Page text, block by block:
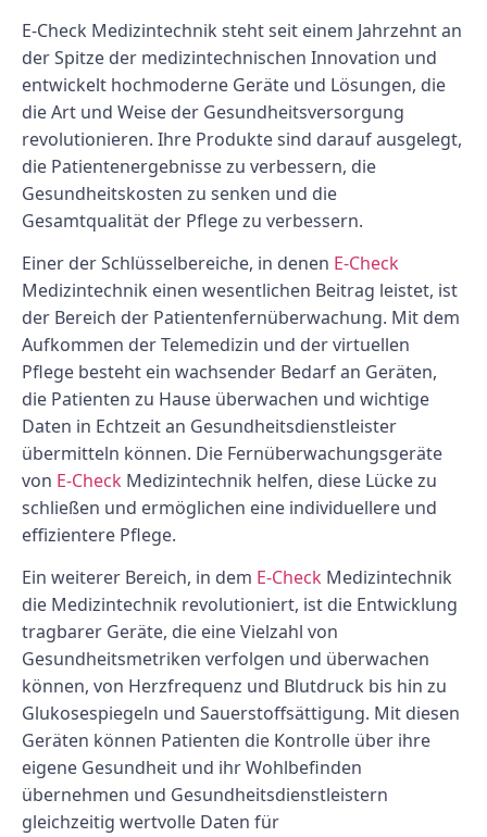
E-Check Medizintechnik steht seit einem Jahrzehnt an
der Spitze der medizintechnischen Innovation und
entwickelt hochmoderne Geräte und Lösungen, die
die Art und Weise der Gesundheitsversorgung
revolutionieren. Ihre Produkte sind darauf ausgelegt,
die Patientenergebnisse zu verbessern, die
Gesundheitskosten zu senken und die
Gesamtqualität der Pflege zu verbessern.
Einer der Schlüsselbereiche, in denen E-Check
Medizintechnik einen wesentlichen Beitrag leistet, ist
der Bereich der Patientenfernüberwachung. Mit dem
Aufkommen der Telemedizin und der virtuellen
Pflege besteht ein wachsender Bedarf an Geräten,
die Patienten zu Hause überwachen und wichtige
Daten in Echtzeit an Gesundheitsdienstleister
übermitteln können. Die Fernüberwachungsgeräte
von E-Check Medizintechnik helfen, diese Lücke zu
schließen und ermöglichen eine individuellere und
effizientere Pflege.
Ein weiterer Bereich, in dem E-Check Medizintechnik
die Medizintechnik revolutioniert, ist die Entwicklung
tragbarer Geräte, die eine Vielzahl von
Gesundheitsmetriken verfolgen und überwachen
können, von Herzfrequenz und Blutdruck bis hin zu
Glukosespiegeln und Sauerstoffsättigung. Mit diesen
Geräten können Patienten die Kontrolle über ihre
eigene Gesundheit und ihr Wohlbefinden
übernehmen und Gesundheitsdienstleistern
gleichzeitig wertvolle Daten für